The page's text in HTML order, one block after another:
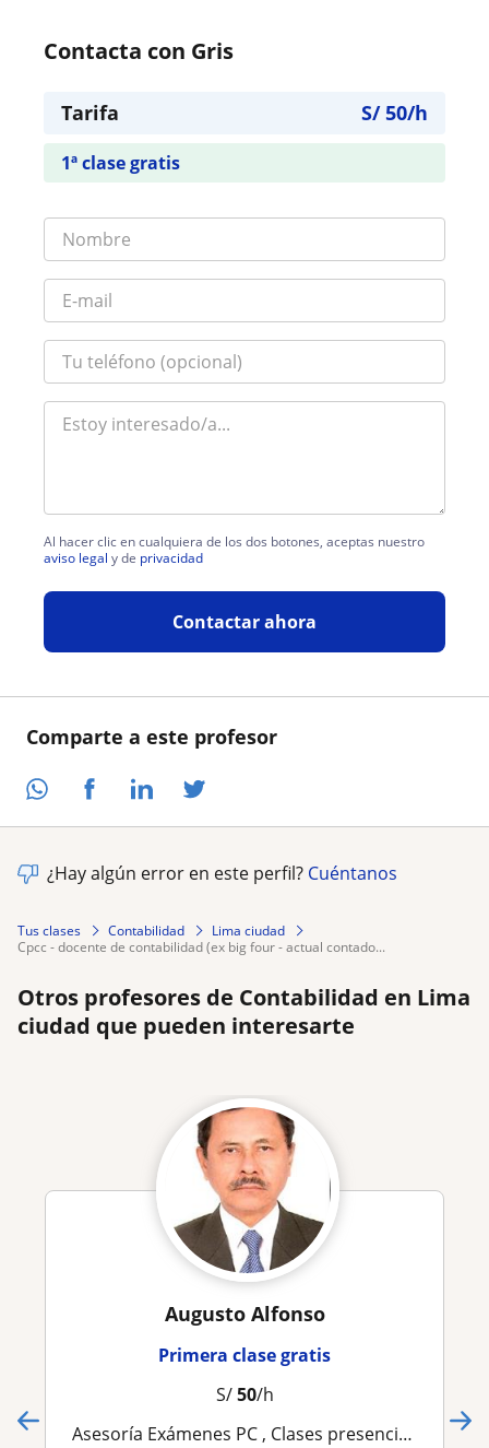
Comparte a este profesor
Contacta con Gris
Tarifa S/50/h
1ª clase gratis
Al hacer clic en cualquiera de los dos botones, aceptas nuestro
aviso legal y de privacidad
Contactar ahora
¿Hay algún error en este perfil? Cuéntanos
Tus clases Contabilidad
Lima ciudad
cpcc - docente de contabilidad (ex big four - actual contado...
Otros profesores de Contabilidad en Lima
ciudad que pueden interesarte
Augusto Alfonso
Primera clase gratis
S/50/h
Asesoría Exámenes PC , Clases presenciales y remotas en Costos ,Contabilidad, Finanzas, EEFF, Punto Equilibrio VAN TIR PR IR VAE EVA